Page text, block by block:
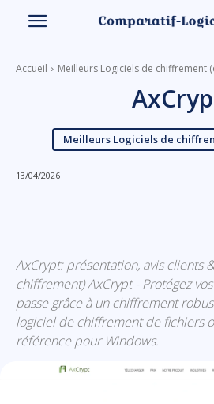
Accueil Meilleurs Logiciels de chiffrement
Meilleurs Logiciels de
13/04/2026
AxCrypt: présentation, avis clients
chiffrement) AxCrypt - Protégez
passe grâce à un chiffrement
logiciel de chiffrement de fichiers
référence pour Windows.